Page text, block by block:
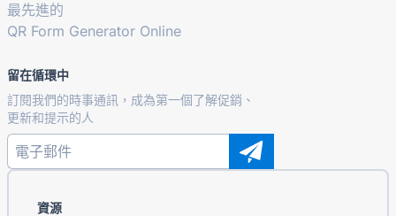
最先進的
QR Form Generator Online
留在循環中
訂閱我們的時事通訊，成為第一個了解促銷、
更新和提示的人
資源